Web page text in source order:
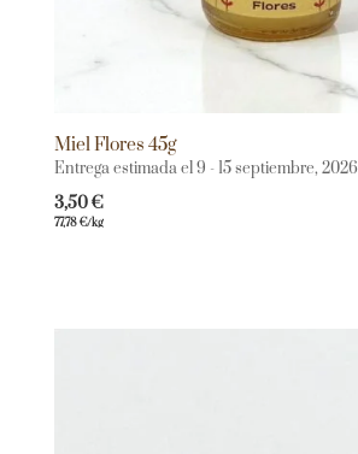
Miel Flores 45g
Entrega estimada el 9 - 15 septiembre, 2026
3,50€
77,78€/kg